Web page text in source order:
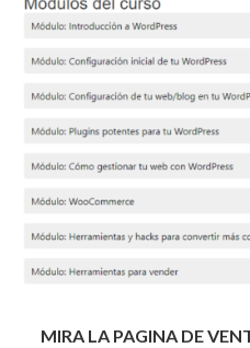
MIRA LA PAGINA DE